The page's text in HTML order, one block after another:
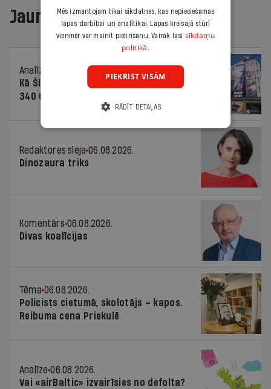
Jaunākajā žurnālā
Analīze
06.08.2026.
Kā Šlesera partija palika nesodīta par
340 000 vērtu reklāmas kampaņu
Redaktores sleja 06.08.2026.
Dinozaura triks
Komentārs 06.08.2026.
Divas koalīcijas
Tēma 06.08.2026.
Policists cietumā, skolotājs – kapos.
Reibuma cena Priekulē
Analīze 06.08.2026.
Vai «airBaltic» izvairīsies no defolta?
Mēs izmantojam tikai sīkdatnes, kas nepieciešamas
lapas darbībai un analītikai. Lapas kreisajā stūrī
vienmēr var mainīt piekrišanu. Vairāk lasi sīkdatņu
politikā.
PIEKRIST VISĀM
RĀDĪT DETAĻAS